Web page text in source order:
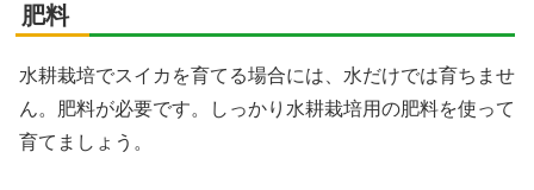
肥料
水耕栽培でスイカを育てる場合には、水だけでは育ちませ
ん。肥料が必要です。しっかり水耕栽培用の肥料を使って
育てましょう。